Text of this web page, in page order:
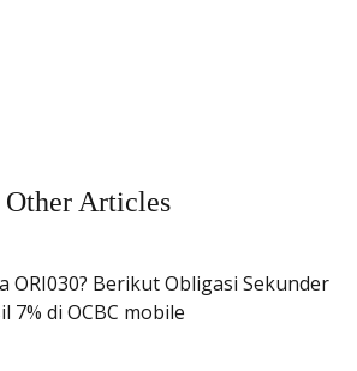
Other Articles